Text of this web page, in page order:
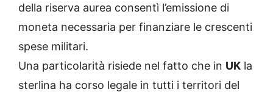
della riserva aurea consentì l’emissione di
moneta necessaria per finanziare le crescenti
spese militari.
Una particolarità risiede nel fatto che in UK la
sterlina ha corso legale in tutti i territori del